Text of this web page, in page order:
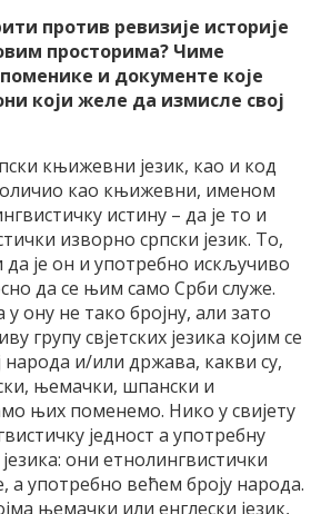
против ревизије историје
просторима? Чиме
и документе које
који желе да измисле свој
књижевни језик, као и код
као књижевни, именом
истину – да је то и
изворно српски језик. То,
је он и употребно искључиво
да се њим само Срби служе.
у ону не тако бројну, али зато
групу свјетских језика којим се
народа и/или држава, какви су,
њемачки, шпански и
њих поменемо. Нико у свијету
једност а употребну
они етнолингвистички
а употребно већем броју народа.
њемачки или енглески језик,